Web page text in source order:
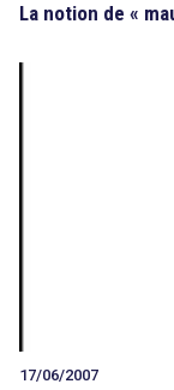
La notion de «
17/06/2007